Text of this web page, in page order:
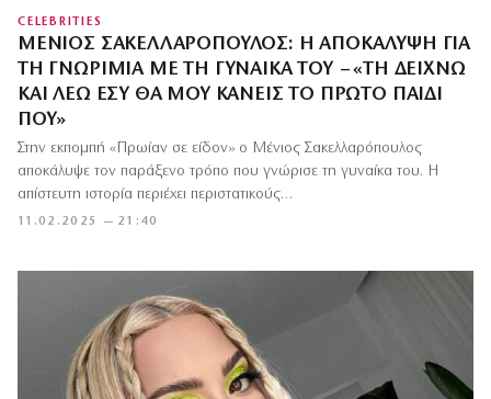
CELEBRITIES
ΜΈΝΙΟΣ ΣΑΚΕΛΛΑΡΌΠΟΥΛΟΣ: Η ΑΠΟΚΆΛΥΨΗ ΓΙΑ
ΤΗ ΓΝΩΡΙΜΊΑ ΜΕ ΤΗ ΓΥΝΑΊΚΑ ΤΟΥ – «ΤΗ ΔΕΊΧΝΩ
ΚΑΙ ΛΈΩ ΕΣΎ ΘΑ ΜΟΥ ΚΆΝΕΙΣ ΤΟ ΠΡΏΤΟ ΠΑΙΔΊ
ΠΟΥ»
11.02.2025 — 21:40
Στην εκπομπή «Πρωίαν σε είδον» ο Μένιος Σακελλαρόπουλος
αποκάλυψε τον παράξενο τρόπο που γνώρισε τη γυναίκα του. Η
απίστευτη ιστορία περιέχει περιστατικούς…